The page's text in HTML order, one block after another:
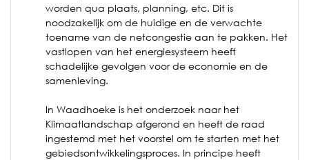
worden qua plaats, planning, etc. Dit is
noodzakelijk om de huidige en de verwachte
toename van de netcongestie aan te pakken. Het
vastlopen van het energiesysteem heeft
schadelijke gevolgen voor de economie en de
samenleving.
In Waadhoeke is het onderzoek naar het
Klimaatlandschap afgerond en heeft de raad
ingestemd met het voorstel om te starten met het
gebiedsontwikkelingsproces. In principe heeft